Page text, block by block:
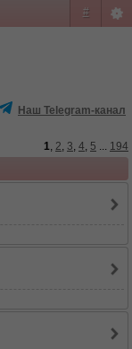
#
Наш Telegram-канал
1, 2, 3, 4, 5 ... 194